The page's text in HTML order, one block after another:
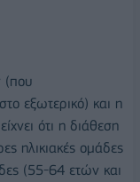
(που
εξωτερικό) και η
ότι η διάθεση
ηλικιακές ομάδες
(55-64 ετών και